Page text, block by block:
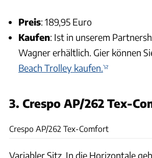
Preis: 189,95 Euro
Kaufen: Ist in unserem
Wagner erhältlich. Gier können
Beach Trolley kaufen.
3. Crespo AP/262 Tex-
Crespo AP/262 Tex-Comfort
Variabler Sitz. In die Horizontale